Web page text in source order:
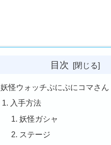
目次
妖怪ウォッチぷにぷにコマさん
入手方法
妖怪ガシャ
ステージ